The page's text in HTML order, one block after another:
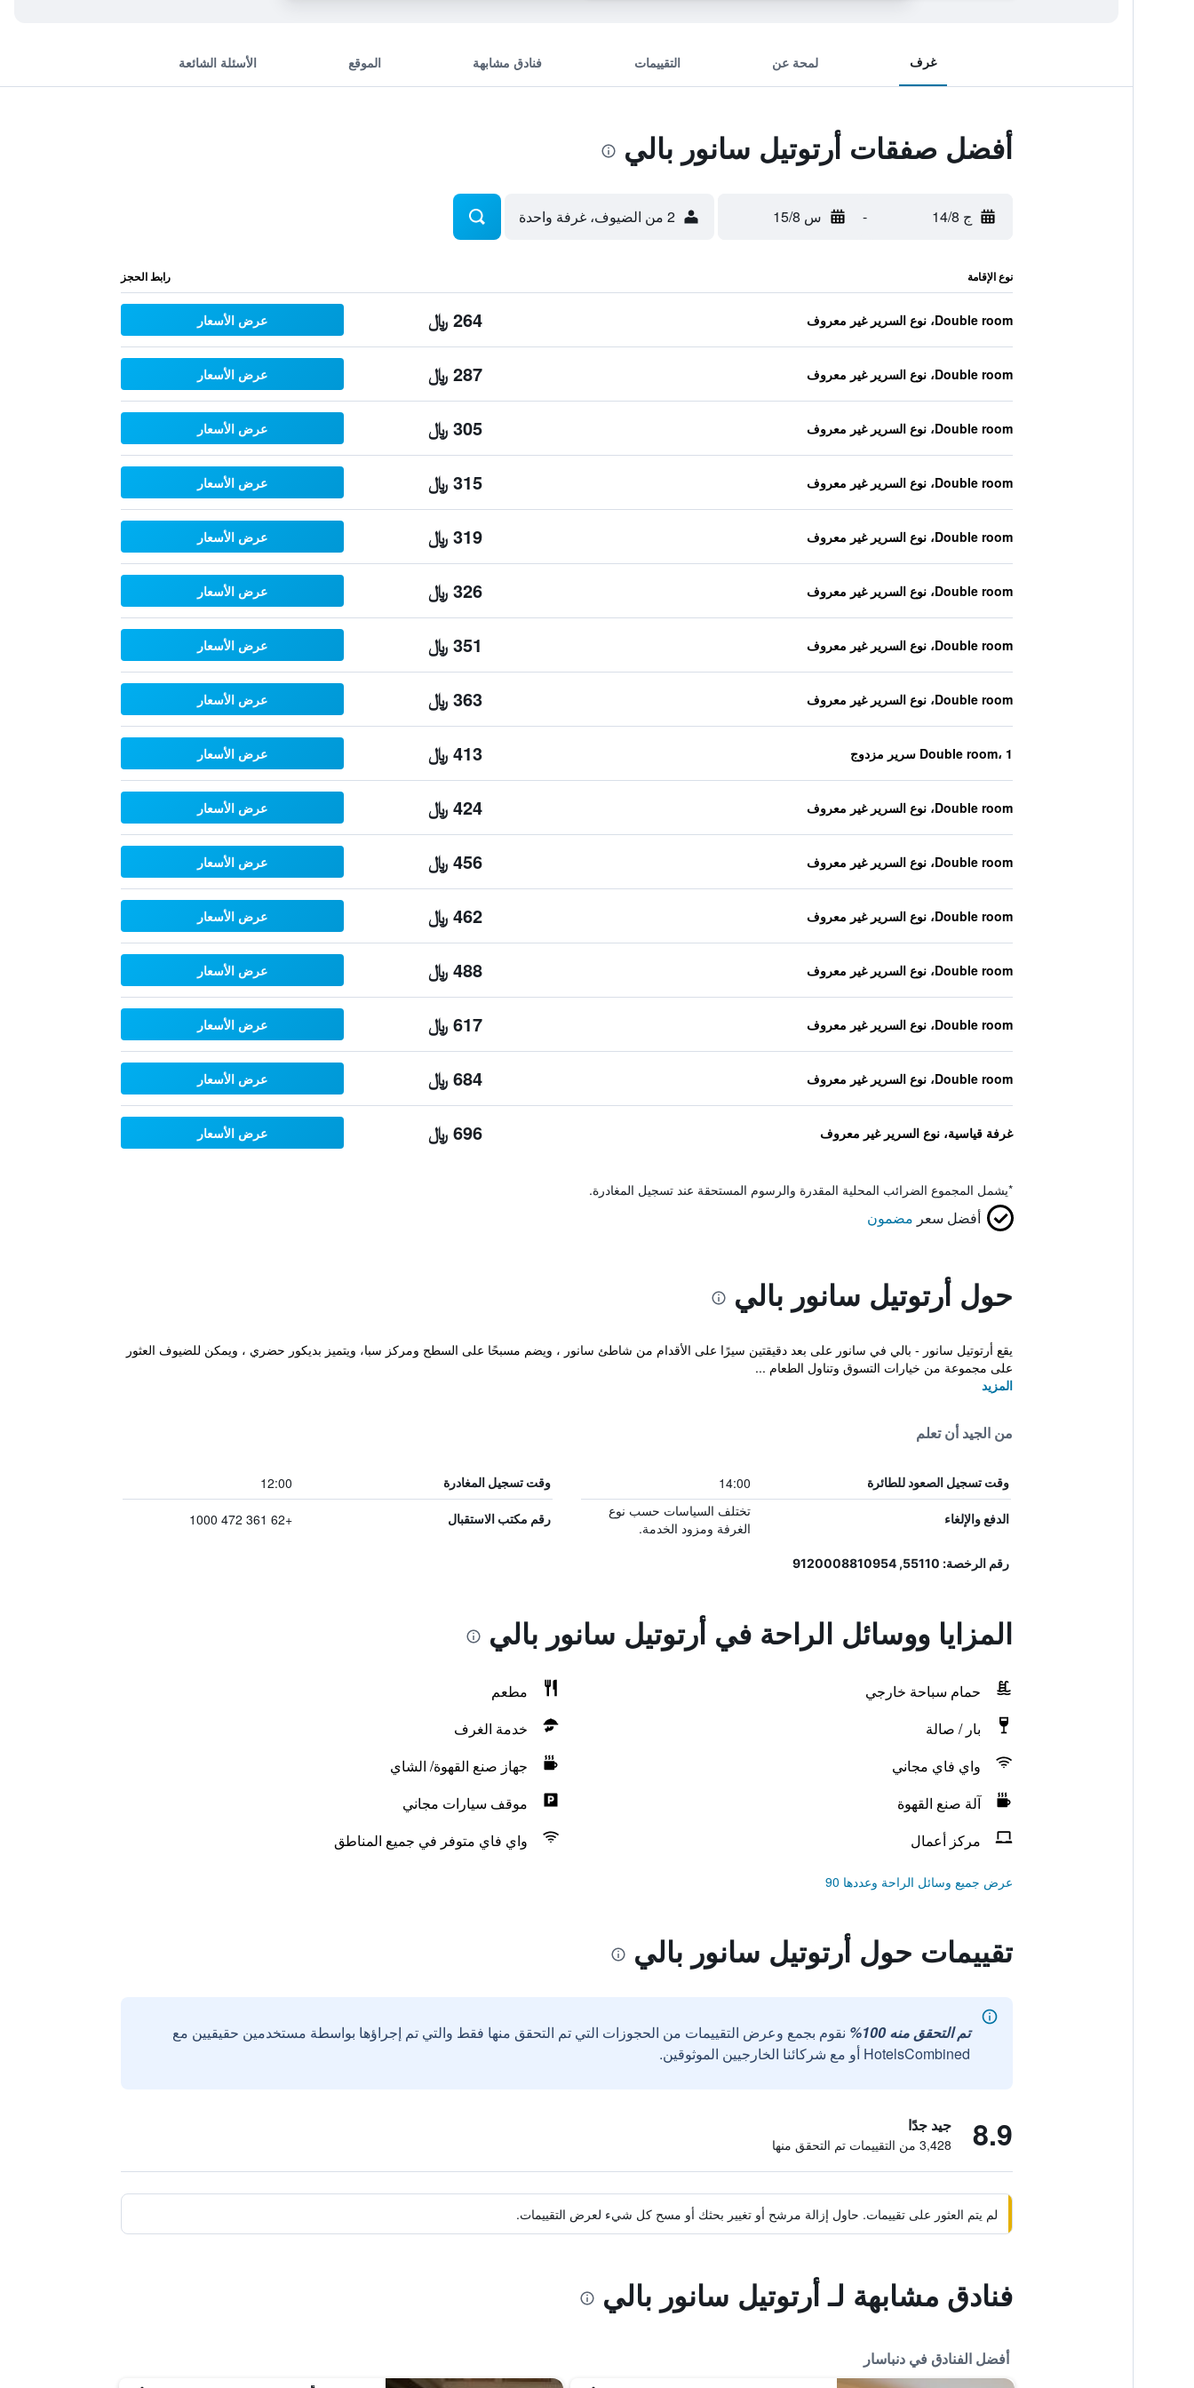
غرف لمحة عن التقييمات فنادق مشابهة الموقع الأسئلة الشائعة
أفضل صفقات أرتوتيل سانور بالي
ج 14/8 - س 15/8 2 من الضيوف، غرفة واحدة
نوع الإقامة رابط الحجز
Double room، نوع السرير غير معروف 264 ﷼ عرض الأسعار
Double room، نوع السرير غير معروف 287 ﷼ عرض الأسعار
Double room، نوع السرير غير معروف 305 ﷼ عرض الأسعار
Double room، نوع السرير غير معروف 315 ﷼ عرض الأسعار
Double room، نوع السرير غير معروف 319 ﷼ عرض الأسعار
Double room، نوع السرير غير معروف 326 ﷼ عرض الأسعار
Double room، نوع السرير غير معروف 351 ﷼ عرض الأسعار
Double room، نوع السرير غير معروف 363 ﷼ عرض الأسعار
Double room، 1 سرير مزدوج 413 ﷼ عرض الأسعار
Double room، نوع السرير غير معروف 424 ﷼ عرض الأسعار
Double room، نوع السرير غير معروف 456 ﷼ عرض الأسعار
Double room، نوع السرير غير معروف 462 ﷼ عرض الأسعار
Double room، نوع السرير غير معروف 488 ﷼ عرض الأسعار
Double room، نوع السرير غير معروف 617 ﷼ عرض الأسعار
Double room، نوع السرير غير معروف 684 ﷼ عرض الأسعار
غرفة قياسية، نوع السرير غير معروف 696 ﷼ عرض الأسعار
*يشمل المجموع الضرائب المحلية المقدرة والرسوم المستحقة عند تسجيل المغادرة.
أفضل سعر مضمون
حول أرتوتيل سانور بالي
يقع أرتوتيل سانور - بالي في سانور على بعد دقيقتين سيرًا على الأقدام من شاطئ سانور ، ويضم مسبحًا على السطح ومركز سبا، ويتميز بديكور حضري ، ويمكن للضيوف العثور
على مجموعة من خيارات التسوق وتناول الطعام ...
المزيد
من الجيد أن تعلم
وقت تسجيل الصعود للطائرة 14:00 وقت تسجيل المغادرة 12:00
الدفع والإلغاء
تختلف السياسات حسب نوع
الغرفة ومزود الخدمة.
رقم مكتب الاستقبال +62 361 472 1000
رقم الرخصة: 55110, 9120008810954
المزايا ووسائل الراحة في أرتوتيل سانور بالي
حمام سباحة خارجي
مطعم
بار / صالة
خدمة الغرف
واي فاي مجاني
جهاز صنع القهوة/ الشاي
آلة صنع القهوة
موقف سيارات مجاني
مركز أعمال
واي فاي متوفر في جميع المناطق
عرض جميع وسائل الراحة وعددها 90
تقييمات حول أرتوتيل سانور بالي
تم التحقق منه 100%
نقوم بجمع وعرض التقييمات من الحجوزات التي تم التحقق منها فقط والتي تم إجراؤها بواسطة مستخدمين حقيقيين مع
HotelsCombined أو مع شركائنا الخارجيين الموثوقين.
8.9 جيد جدًا
3,428 من التقييمات تم التحقق منها
لم يتم العثور على تقييمات. حاول إزالة مرشح أو تغيير بحثك أو مسح كل شيء لعرض التقييمات.
فنادق مشابهة لـ أرتوتيل سانور بالي
أفضل الفنادق في دنباسار